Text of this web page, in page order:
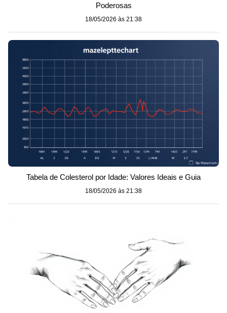
Poderosas
18/05/2026 às 21:38
Tabela de Colesterol por Idade: Valores Ideais e Guia
18/05/2026 às 21:38